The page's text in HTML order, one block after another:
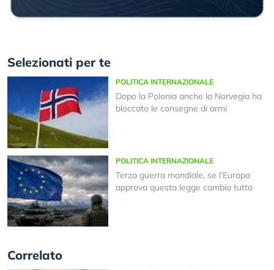
Selezionati per te
POLITICA INTERNAZIONALE
Dopo la Polonia anche la Norvegia ha
bloccato le consegne di armi
POLITICA INTERNAZIONALE
Terza guerra mondiale, se l’Europa
approva questa legge cambia tutto
Correlato